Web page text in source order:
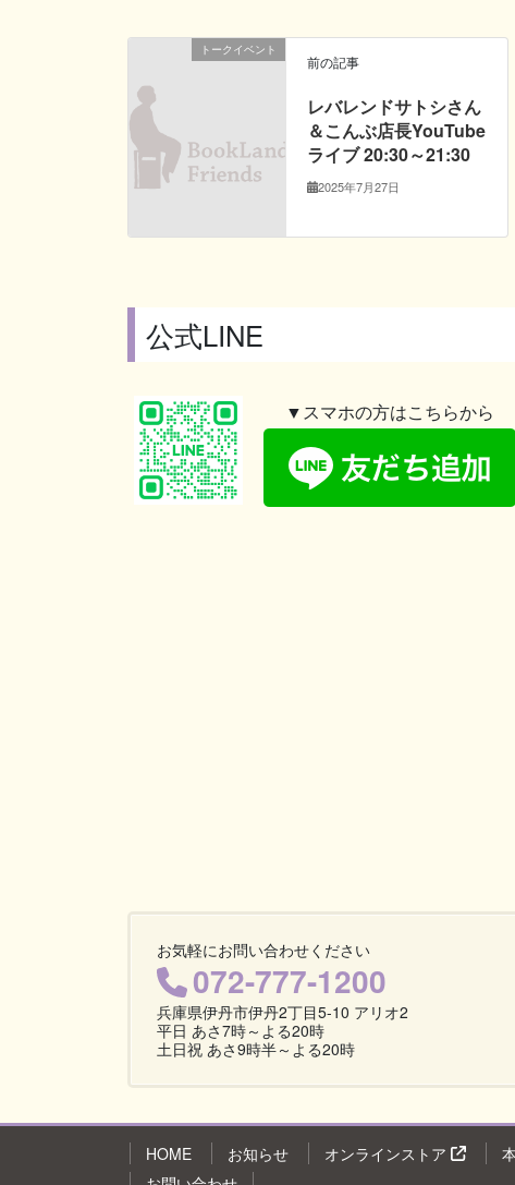
トークイベント
前の記事
レバレンドサトシさん
＆こんぶ店長YouTube
ライブ 20:30～21:30
2025年7月27日
公式LINE
▼スマホの方はこちらから
お気軽にお問い合わせください
072-777-1200
兵庫県伊丹市伊丹2丁目5-10 アリオ2
平日 あさ7時～よる20時
土日祝 あさ9時半～よる20時
HOME お知らせ オンラインストア